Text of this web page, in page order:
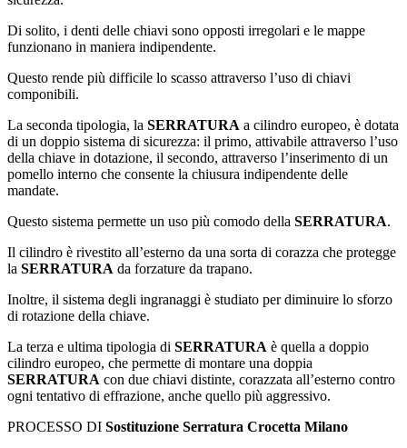
Di solito, i denti delle chiavi sono opposti irregolari e le mappe
funzionano in maniera indipendente.
Questo rende più difficile lo scasso attraverso l’uso di chiavi
componibili.
La seconda tipologia, la SERRATURA a cilindro europeo, è dotata
di un doppio sistema di sicurezza: il primo, attivabile attraverso l’uso
della chiave in dotazione, il secondo, attraverso l’inserimento di un
pomello interno che consente la chiusura indipendente delle
mandate.
Questo sistema permette un uso più comodo della SERRATURA.
Il cilindro è rivestito all’esterno da una sorta di corazza che protegge
la SERRATURA da forzature da trapano.
Inoltre, il sistema degli ingranaggi è studiato per diminuire lo sforzo
di rotazione della chiave.
La terza e ultima tipologia di SERRATURA è quella a doppio
cilindro europeo, che permette di montare una doppia
SERRATURA con due chiavi distinte, corazzata all’esterno contro
ogni tentativo di effrazione, anche quello più aggressivo.
PROCESSO DI Sostituzione Serratura Crocetta Milano